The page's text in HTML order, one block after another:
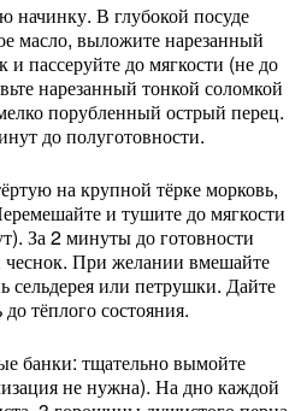
начинку. В глубокой посуде
масло, выложитенарезанный
и пассеруйтедомягкости (недо
нарезанный тонкой соломкой
порубленный острый перец.
дополуготовности.
накрупной тёркеморковь,
и тушитедомягкости
За2минутыдоготовности
чеснок. При желании вмешайте
сельдереяили петрушки. Дайте
дотёплогосостояния.
банки: тщательновымойте
ненужна). Наднокаждой